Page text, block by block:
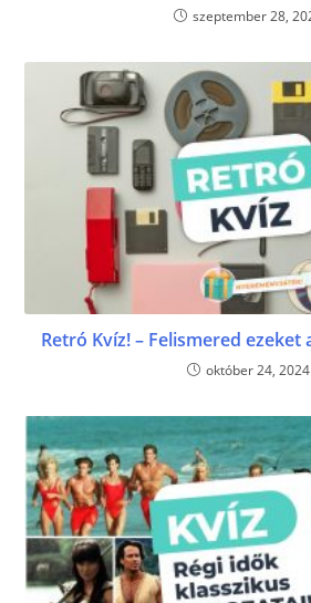
szeptember 28,
Retró Kvíz! – Felismered
október 24, 2024